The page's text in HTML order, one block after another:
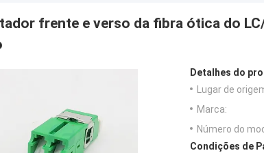
frente e verso da fibra ótica do
Detalhes do
Lugar de
Marca:
Número do
Condições de